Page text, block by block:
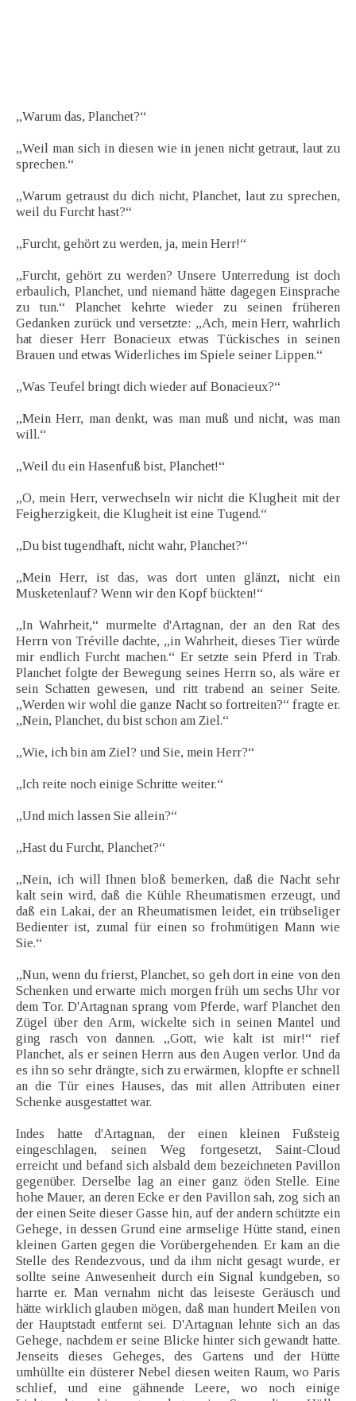
„Warum das, Planchet?“
„Weil man sich in diesen wie in jenen nicht getraut, laut zu
sprechen.“
„Warum getraust du dich nicht, Planchet, laut zu sprechen,
weil du Furcht hast?“
„Furcht, gehört zu werden, ja, mein Herr!“
„Furcht, gehört zu werden? Unsere Unterredung ist doch
erbaulich, Planchet, und niemand hätte dagegen Einsprache
zu tun.“ Planchet kehrte wieder zu seinen früheren
Gedanken zurück und versetzte: „Ach, mein Herr, wahrlich
hat dieser Herr Bonacieux etwas Tückisches in seinen
Brauen und etwas Widerliches im Spiele seiner Lippen.“
„Was Teufel bringt dich wieder auf Bonacieux?“
„Mein Herr, man denkt, was man muß und nicht, was man
will.“
„Weil du ein Hasenfuß bist, Planchet!“
„O, mein Herr, verwechseln wir nicht die Klugheit mit der
Feigherzigkeit, die Klugheit ist eine Tugend.“
„Du bist tugendhaft, nicht wahr, Planchet?“
„Mein Herr, ist das, was dort unten glänzt, nicht ein
Musketenlauf? Wenn wir den Kopf bückten!“
„In Wahrheit,“ murmelte d'Artagnan, der an den Rat des
Herrn von Tréville dachte, „in Wahrheit, dieses Tier würde
mir endlich Furcht machen.“ Er setzte sein Pferd in Trab.
Planchet folgte der Bewegung seines Herrn so, als wäre er
sein Schatten gewesen, und ritt trabend an seiner Seite.
„Werden wir wohl die ganze Nacht so fortreiten?“ fragte er.
„Nein, Planchet, du bist schon am Ziel.“
„Wie, ich bin am Ziel? und Sie, mein Herr?“
„Ich reite noch einige Schritte weiter.“
„Und mich lassen Sie allein?“
„Hast du Furcht, Planchet?“
„Nein, ich will Ihnen bloß bemerken, daß die Nacht sehr
kalt sein wird, daß die Kühle Rheumatismen erzeugt, und
daß ein Lakai, der an Rheumatismen leidet, ein trübseliger
Bedienter ist, zumal für einen so frohmütigen Mann wie
Sie.“
„Nun, wenn du frierst, Planchet, so geh dort in eine von den
Schenken und erwarte mich morgen früh um sechs Uhr vor
dem Tor. D'Artagnan sprang vom Pferde, warf Planchet den
Zügel über den Arm, wickelte sich in seinen Mantel und
ging rasch von dannen. „Gott, wie kalt ist mir!“ rief
Planchet, als er seinen Herrn aus den Augen verlor. Und da
es ihn so sehr drängte, sich zu erwärmen, klopfte er schnell
an die Tür eines Hauses, das mit allen Attributen einer
Schenke ausgestattet war.
Indes hatte d'Artagnan, der einen kleinen Fußsteig
eingeschlagen, seinen Weg fortgesetzt, Saint-Cloud
erreicht und befand sich alsbald dem bezeichneten Pavillon
gegenüber. Derselbe lag an einer ganz öden Stelle. Eine
hohe Mauer, an deren Ecke er den Pavillon sah, zog sich an
der einen Seite dieser Gasse hin, auf der andern schützte ein
Gehege, in dessen Grund eine armselige Hütte stand, einen
kleinen Garten gegen die Vorübergehenden. Er kam an die
Stelle des Rendezvous, und da ihm nicht gesagt wurde, er
sollte seine Anwesenheit durch ein Signal kundgeben, so
harrte er. Man vernahm nicht das leiseste Geräusch und
hätte wirklich glauben mögen, daß man hundert Meilen von
der Hauptstadt entfernt sei. D'Artagnan lehnte sich an das
Gehege, nachdem er seine Blicke hinter sich gewandt hatte.
Jenseits dieses Geheges, des Gartens und der Hütte
umhüllte ein düsterer Nebel diesen weiten Raum, wo Paris
schlief, und eine gähnende Leere, wo noch einige